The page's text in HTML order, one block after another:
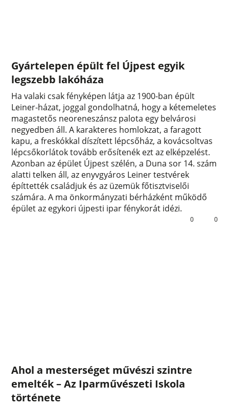
Gyártelepen épült fel Újpest egyik
legszebb lakóháza
Ha valaki csak fényképen látja az 1900-ban épült
Leiner-házat, joggal gondolhatná, hogy a kétemeletes
magastetős neoreneszánsz palota egy belvárosi
negyedben áll. A karakteres homlokzat, a faragott
kapu, a freskókkal díszített lépcsőház, a kovácsoltvas
lépcsőkorlátok tovább erősítenék ezt az elképzelést.
Azonban az épület Újpest szélén, a Duna sor 14. szám
alatti telken áll, az enyvgyáros Leiner testvérek
építtették családjuk és az üzemük főtisztviselői
számára. A ma önkormányzati bérházként működő
épület az egykori újpesti ipar fénykorát idézi.
0 0
Ahol a mesterséget művészi szintre
emelték – Az Iparművészeti Iskola
története